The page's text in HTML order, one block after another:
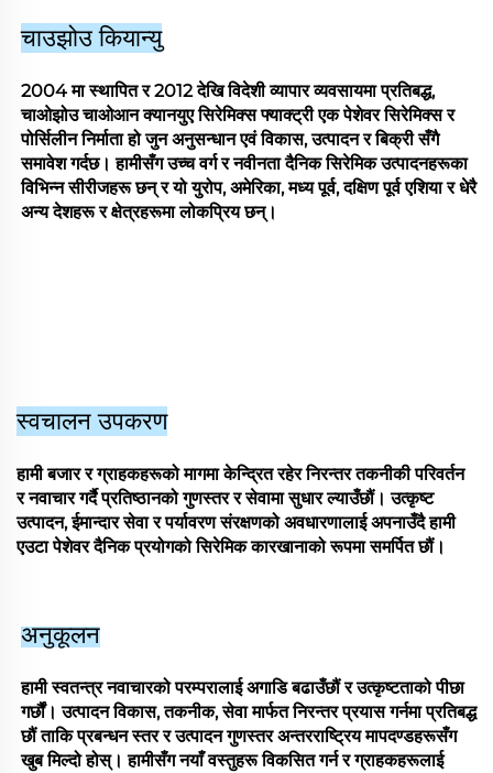
चाउझोउ कियान्यु
2004 मा स्थापित र 2012 देखि विदेशी व्यापार व्यवसायमा प्रतिबद्ध,
चाओझोउ चाओआन क्यानयुए सिरेमिक्स फ्याक्ट्री एक पेशेवर सिरेमिक्स र
पोर्सिलीन निर्माता हो जुन अनुसन्धान एवं विकास, उत्पादन र बिक्री सँगै
समावेश गर्दछ। हामीसँग उच्च वर्ग र नवीनता दैनिक सिरेमिक उत्पादनहरूका
विभिन्न सीरीजहरू छन् र यो युरोप, अमेरिका, मध्य पूर्व, दक्षिण पूर्व एशिया र धेरै
अन्य देशहरू र क्षेत्रहरूमा लोकप्रिय छन्।
स्वचालन उपकरण
हामी बजार र ग्राहकहरूको मागमा केन्द्रित रहेर निरन्तर तकनीकी परिवर्तन
र नवाचार गर्दै प्रतिष्ठानको गुणस्तर र सेवामा सुधार ल्याउँछौं। उत्कृष्ट
उत्पादन, ईमान्दार सेवा र पर्यावरण संरक्षणको अवधारणालाई अपनाउँदै हामी
एउटा पेशेवर दैनिक प्रयोगको सिरेमिक कारखानाको रूपमा समर्पित छौं।
अनुकूलन
हामी स्वतन्त्र नवाचारको परम्परालाई अगाडि बढाउँछौं र उत्कृष्टताको पीछा
गर्छौं। उत्पादन विकास, तकनीक, सेवा मार्फत निरन्तर प्रयास गर्नमा प्रतिबद्ध
छौं ताकि प्रबन्धन स्तर र उत्पादन गुणस्तर अन्तरराष्ट्रिय मापदण्डहरूसँग
खुब मिल्दो होस्। हामीसँग नयाँ वस्तुहरू विकसित गर्न र ग्राहकहरूलाई